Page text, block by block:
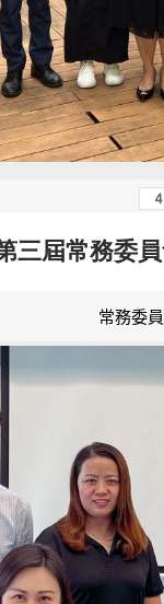
三屆常務委
常務委